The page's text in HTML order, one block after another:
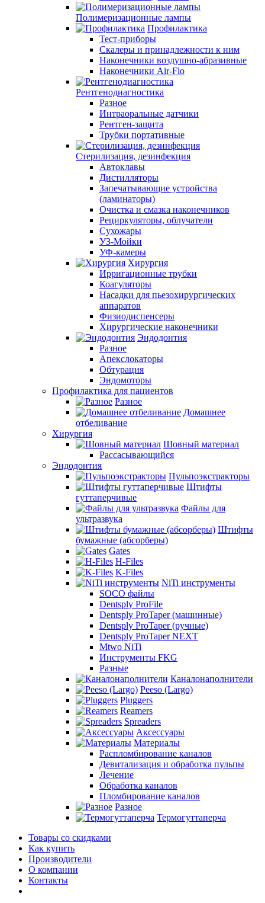
Полимеризационные лампы
Профилактика
Тест-приборы
Скалеры и принадлежности к ним
Наконечники воздушно-абразивные
Наконечники Air-Flo
Рентгенодиагностика
Разное
Интраоральные датчики
Рентген-защита
Трубки портативные
Стерилизация, дезинфекция
Автоклавы
Дистилляторы
Запечатывающие устройства
(ламинаторы)
Очистка и смазка наконечников
Рециркуляторы, облучатели
Сухожары
УЗ-Мойки
УФ-камеры
Хирургия
Ирригационные трубки
Коагуляторы
Насадки для пьезохирургических
аппаратов
Физиодиспенсеры
Хирургические наконечники
Эндодонтия
Разное
Апекслокаторы
Обтурация
Эндомоторы
Профилактика для пациентов
Разное
Домашнее
отбеливание
Хирургия
Шовный материал
Рассасывающийся
Эндодонтия
Пульпоэкстракторы
Штифты
гуттаперчивые
Файлы для
ультразвука
Штифты
бумажные (абсорберы)
Gates
H-Files
K-Files
NiTi инструменты
SOCO файлы
Dentsply ProFile
Dentsply ProTaper (машинные)
Dentsply ProTaper (ручные)
Dentsply ProTaper NEXT
Mtwo NiTi
Инструменты FKG
Разные
Каналонаполнители
Peeso (Largo)
Pluggers
Reamers
Spreaders
Аксессуары
Материалы
Распломбирование каналов
Девитализация и обработка пульпы
Лечение
Обработка каналов
Пломбирование каналов
Разное
Термогуттаперча
Товары со скидками
Как купить
Производители
О компании
Контакты